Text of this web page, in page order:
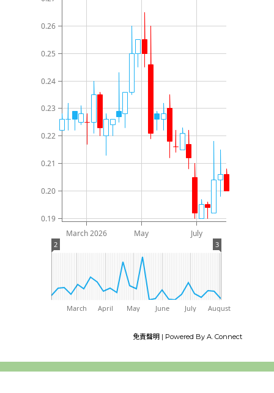
0.19
0.20
0.21
0.22
0.23
0.24
0.25
0.26
March 2026 May July
2 3
March April May June July August
免責聲明 | Powered By A. Connect